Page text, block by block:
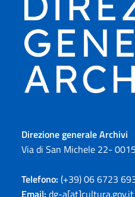
Direzione generale Archivi
Via di San Michele 22-
Telefono: (+39) 06 6723